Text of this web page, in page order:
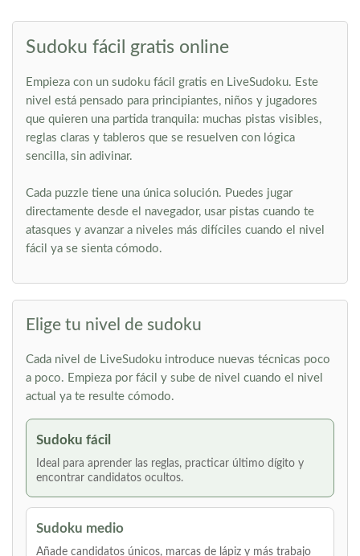
Sudoku fácil gratis online
Empieza con un sudoku fácil gratis en LiveSudoku. Este
nivel está pensado para principiantes, niños y jugadores
que quieren una partida tranquila: muchas pistas visibles,
reglas claras y tableros que se resuelven con lógica
sencilla, sin adivinar.
Cada puzzle tiene una única solución. Puedes jugar
directamente desde el navegador, usar pistas cuando te
atasques y avanzar a niveles más difíciles cuando el nivel
fácil ya se sienta cómodo.
Elige tu nivel de sudoku
Cada nivel de LiveSudoku introduce nuevas técnicas poco
a poco. Empieza por fácil y sube de nivel cuando el nivel
actual ya te resulte cómodo.
Sudoku fácil
Ideal para aprender las reglas, practicar último dígito y
encontrar candidatos ocultos.
Sudoku medio
Añade candidatos únicos, marcas de lápiz y más trabajo